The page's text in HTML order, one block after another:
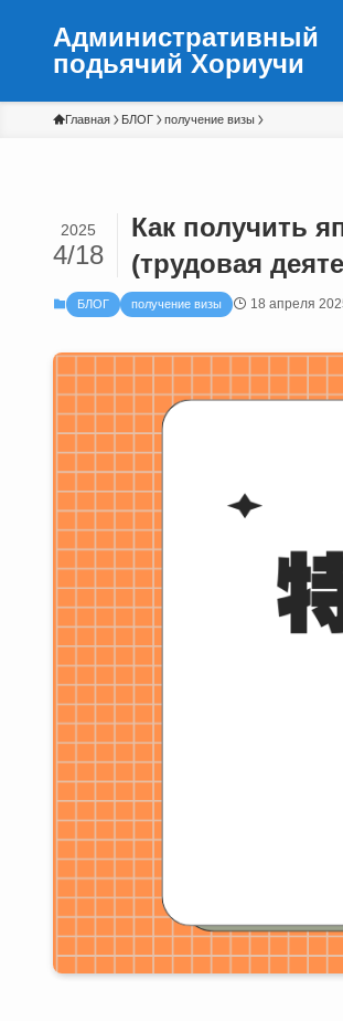
Административный
подьячий Хориучи
Главная БЛОГ получение визы
Как получить
(трудовая
2025
4/18
БЛОГ получение визы 18 апреля